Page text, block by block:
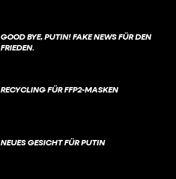
GOOD BYE, PUTIN! FAKE NEWS FÜR DEN
FRIEDEN.
RECYCLING FÜR FFP2-MASKEN
NEUES GESICHT FÜR PUTIN